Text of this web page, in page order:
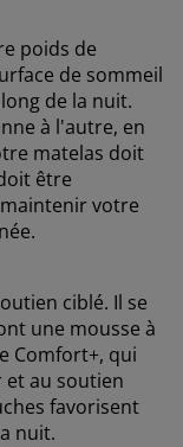
poids de
de sommeil
de la nuit.
à l'autre, en
matelas doit
être
votre
ciblé. Il se
une mousse à
Comfort+, qui
au soutien
favorisent
nuit.
Les
site, de
des
les
de
(par
proposer
cookies
votre
En
les trois
et notre
notre